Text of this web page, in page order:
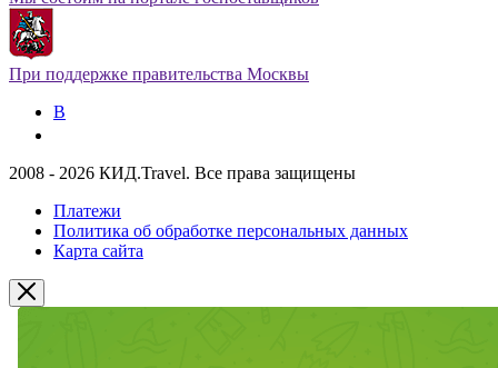
При поддержке правительства Москвы
В
2008 - 2026 КИД.Travel. Все права защищены
Платежи
Политика об обработке персональных данных
Карта сайта